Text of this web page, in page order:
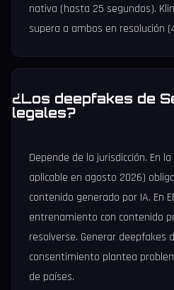
nativa (hasta 25 segundos).
supera a ambos en resolución
¿Los deepfakes de
legales?
Depende de la jurisdicción. En
aplicable en agosto 2026)
contenido generado por IA. En
entrenamiento con contenido
resolverse. Generar deepfakes
consentimiento plantea
de países.